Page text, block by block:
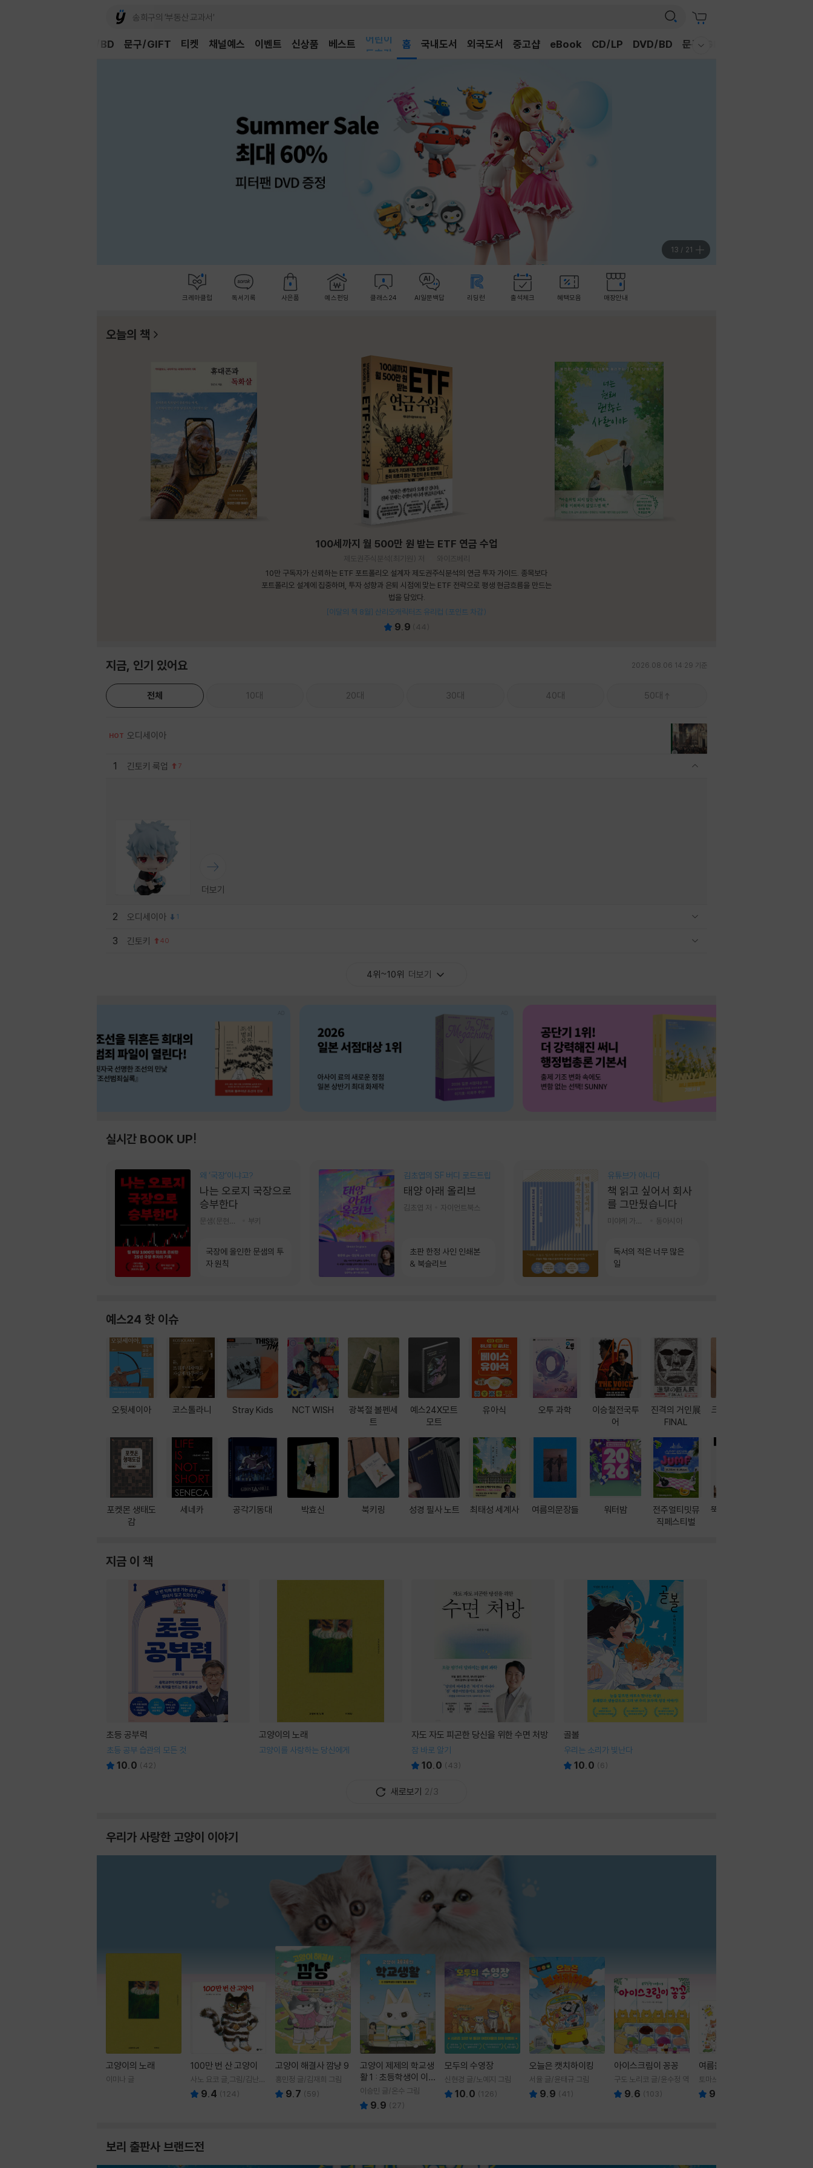
채널예스 이벤트 신상품 베스트
독후감
홈 국내도서 외국도서 중고샵 eBook CD/LP DVD/BD 문구/GIFT
DVD/BD 문구/GIFT 티켓
14 / 21
크레마클럽 독서기록 사은품 예스펀딩 클래스24 AI일문백답 리딩런 출석체크 혜택모음 매장안내
오늘의 책
100세까지 월 500만 원 받는 ETF 연금 수업
제도권주식분석(최기원) 저
와이즈베리
10만 구독자가 신뢰하는 ETF 포트폴리오 설계자 제도권주식분석의 연금 투자 가이드. 종목보다
포트폴리오 설계에 집중하며, 투자 성향과 은퇴 시점에 맞는 ETF 전략으로 평생 현금흐름을 만드는
법을 담았다.
[이달의 책 8월] 산리오캐릭터즈 유리컵 (포인트 차감)
9.9 44
지금, 인기 있어요 2026.08.06 14:29 기준
전체 10대 20대 30대 40대 50대
HOT 오디세이아
1 긴토키 룩업 7
더보기
2 오디세이아 1
3 긴토키 40
4위~10위 더보기
실시간 BOOK UP!
왜 ‘국장‘이냐고?
나는 오로지 국장으로
승부한다
부키
국장에 올인한 문샘의 투
자 원칙
김초엽의 SF 버디 로드트립
태양 아래 올리브
김초엽 저 자이언트북스
초판 한정 사인 인쇄본
& 북슬리브
유튜브가 아니다
책 읽고 싶어서 회사
를 그만뒀습니다
동아시아
독서의 적은 너무 많은
일
예스24 핫 이슈
오뒷세이아
포켓몬 생태도
감
코스톨라니
세네카
Stray Kids
공각기동대
NCT WISH
박효신
광복절 볼펜세
트
북키링
예스24X모트
모트
성경 필사 노트
유아식
최태성 세계사
오투 과학
여름의문장들
이승철전국투
어
워터밤
진격의 거인展
FINAL
전주얼티밋뮤
직페스티벌
크레마 이북 리
뚝딱! AI 3대장
지금 이 책
초등 공부력
초등 공부 습관의 모든 것
10.0 (42)
고양이의 노래
고양이를 사랑하는 당신에게
자도 자도 피곤한 당신을 위한 수면 처방
잠 바로 알기
10.0 (43)
골볼
우리는 소리가 빛난다
10.0 (6)
새로보기 2/3
우리가 사랑한 고양이 이야기
고양이의 노래
이미나 글
100만 번 산 고양이
사노 요코 글,그림/김난주
역 9.4 (124)
고양이 해결사 깜냥 9
홍민정 글/김재희 그림
9.7 (59)
고양이 제제의 학교생
활 1 : 초등학생이 이
렇게 힘들 줄이야
이승민 글/온수 그림
9.9 ( 27)
모두의 수영장
신현경 글/노예지 그림
10.0 (126)
오늘은 캣치하이킹
서율 글/윤태규 그림
9.9 (41 )
아이스크림이 꽁꽁
구도 노리코 글/윤수정 역
9.6 (103)
여름을 부탁해
토마쓰리 글그림
9.8
보리 출판사 브랜드전